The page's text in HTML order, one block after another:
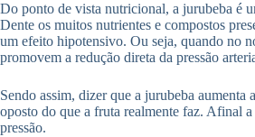
Do ponto de vista nutricional, a jurubeba é
Dente os muitos nutrientes e compostos
um efeito hipotensivo. Ou seja, quando no
promovem a redução direta da pressão
Sendo assim, dizer que a jurubeba aumenta
oposto do que a fruta realmente faz. Afinal
pressão.